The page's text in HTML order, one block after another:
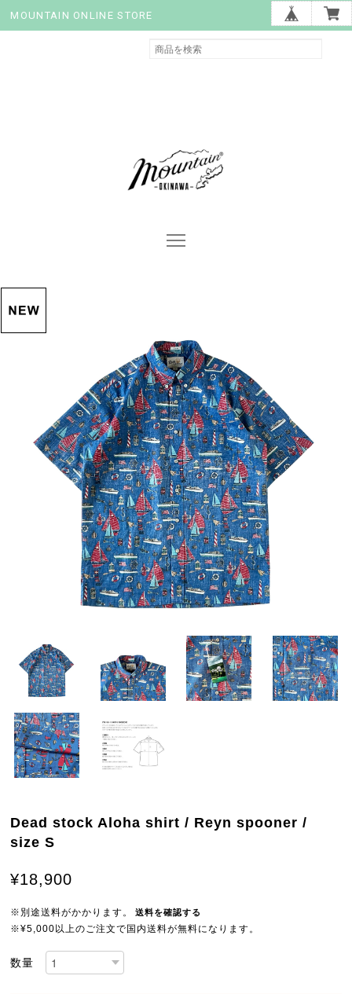
MOUNTAIN ONLINE STORE
Dead stock Aloha shirt / Reyn spooner /
size S
¥18,900
※別途送料がかかります。 送料を確認する
※¥5,000以上のご注文で国内送料が無料になります。
数量